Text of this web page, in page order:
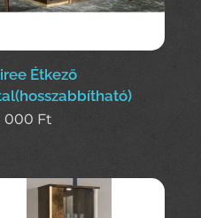
Étkező
000 Ft